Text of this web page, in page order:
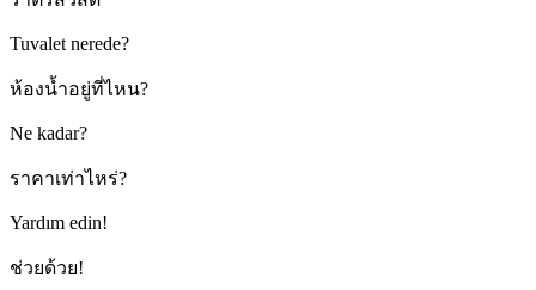
Tuvalet nerede?
ห้องน้ำอยู่ที่ไหน?
Ne kadar?
ราคาเท่าไหร่?
Yardım edin!
ช่วยด้วย!